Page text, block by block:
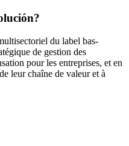
du label bas-
de gestion des
pour les entreprises, et en
leur chaîne de valeur et à